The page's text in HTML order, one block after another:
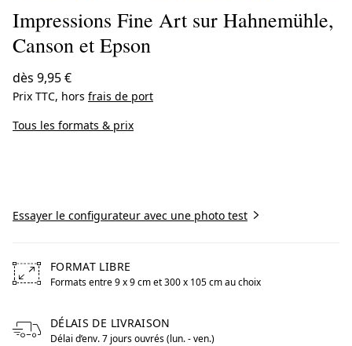
Impressions Fine Art sur Hahnemühle,
Canson et Epson
dès 9,95 €
Prix TTC, hors frais de port
Tous les formats & prix
Essayer le configurateur avec une photo test
FORMAT LIBRE
Formats entre 9 x 9 cm et 300 x 105 cm au choix
DÉLAIS DE LIVRAISON
Délai d’env. 7 jours ouvrés (lun. - ven.)